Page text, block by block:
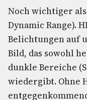
Noch wichtiger
Dynamic Range).
Belichtungen auf
Bild, das sowohl
dunkle Bereiche
wiedergibt. Ohne